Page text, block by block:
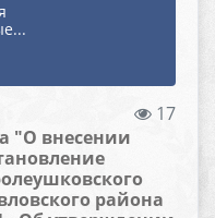
17
"О внесении
района